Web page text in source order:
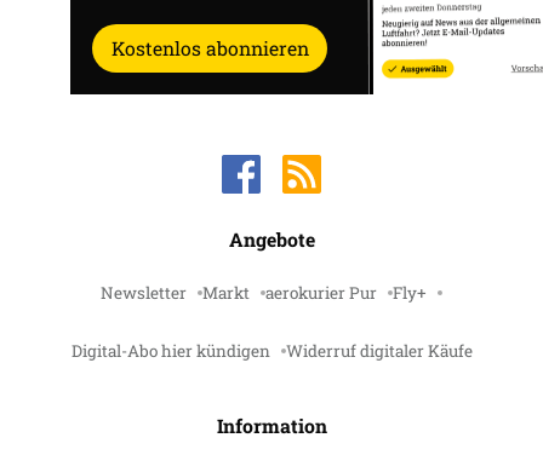
Kostenlos abonnieren
Angebote
Newsletter Markt aerokurier Pur Fly+
Digital-Abo hier kündigen Widerruf digitaler Käufe
Information